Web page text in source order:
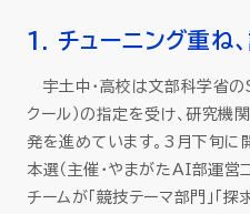
EN
1. チューニング重ね
宇土中・高校は文部科学省の
クール）の指定を受け、研究機
発を進めています。3月下旬
本選（主催・やまがたAI部運営
チームが「競技テーマ部門」「